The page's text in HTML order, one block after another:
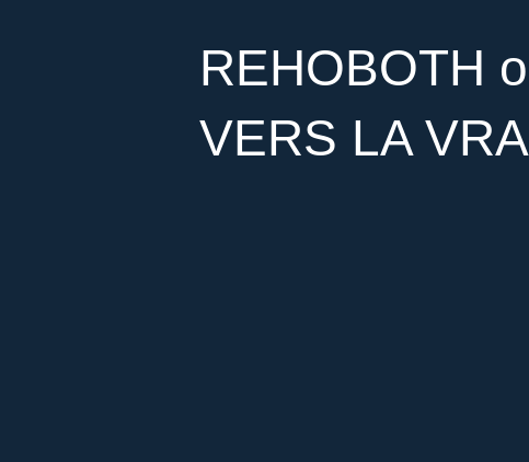
REHOBOTH
VERS LA